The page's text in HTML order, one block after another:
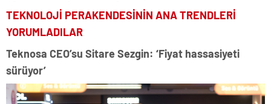
TEKNOLOJİ PERAKENDESİNİN ANA TRENDLERİ
YORUMLADILAR
Teknosa CEO’su Sitare Sezgin: ‘Fiyat hassasiyeti
sürüyor’